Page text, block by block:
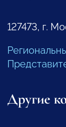
127473, г.
Другие